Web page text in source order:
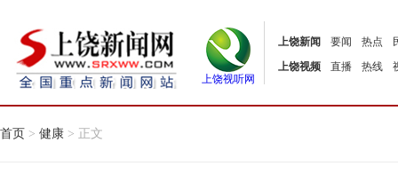
上饶视听网
上饶新闻 要闻 热点
上饶视频
直播 热线
首页 > 健康 > 正文